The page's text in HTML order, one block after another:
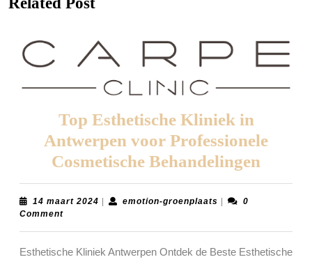
post:
Top Esthetische Kliniek in
Antwerpen voor Professionele
Cosmetische Behandelingen
14 maart 2024 14
emotion-groenplaatsemotion-
0
Comment
Esthetische Kliniek Antwerpen Ontdek de Beste Esthetische